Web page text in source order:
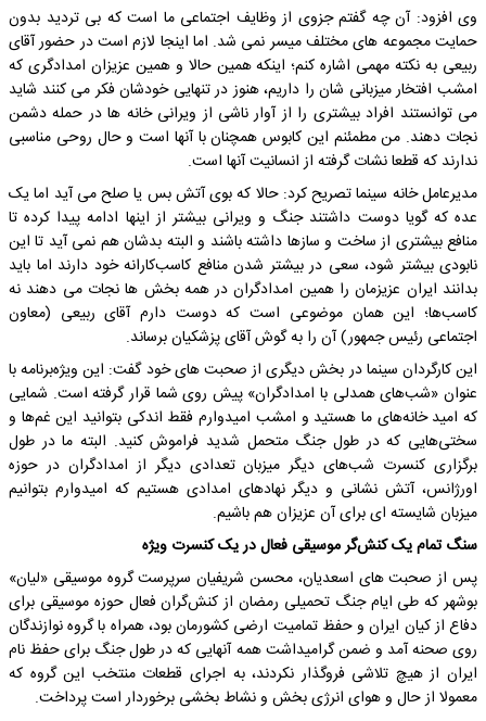
وی افزود: آن چه گفتم جزوی از وظایف اجتماعی ما است که بی تردید بدون
حمایت مجموعه های مختلف میسر نمی شد. اما اینجا لازم است در حضور آقای
ربیعی به نکته مهمی اشاره کنم؛ اینکه همین حالا و همین عزیزان امدادگری که
امشب افتخار میزبانی شان را داریم، هنوز در تنهایی خودشان فکر می کنند شاید
می توانستند افراد بیشتری را از آوار ناشی از ویرانی خانه ها در حمله دشمن
نجات دهند. من مطمئنم این کابوس همچنان با آنها است و حال روحی مناسبی
ندارند که قطعا نشات گرفته از انسانیت آنها است.
مدیرعامل خانه سینما تصریح کرد: حالا که بوی آتش بس یا صلح می آید اما یک
عده که گویا دوست داشتند جنگ و ویرانی بیشتر از اینها ادامه پیدا کرده تا
منافع بیشتری از ساخت و سازها داشته باشند و البته بدشان هم نمی آید تا این
نابودی بیشتر شود، سعی در بیشتر شدن منافع کاسب‌کارانه خود دارند اما باید
بدانند ایران عزیزمان را همین امدادگران در همه بخش ها نجات می دهند نه
کاسب‌ها؛ این همان موضوعی است که دوست دارم آقای ربیعی (معاون
اجتماعی رئیس جمهور) آن را به گوش آقای پزشکیان برساند.
این کارگردان سینما در بخش دیگری از صحبت های خود گفت: این ویژه‌برنامه با
عنوان «شب‌های همدلی با امدادگران» پیش روی شما قرار گرفته است. شمایی
که امید خانه‌های ما هستید و امشب امیدوارم فقط اندکی بتوانید این غم‌ها و
سختی‌هایی که در طول جنگ متحمل شدید فراموش کنید. البته ما در طول
برگزاری کنسرت شب‌های دیگر میزبان تعدادی دیگر از امدادگران در حوزه
اورژانس، آتش نشانی و دیگر نهادهای امدادی هستیم که امیدوارم بتوانیم
میزبان شایسته ای برای آن عزیزان هم باشیم.
سنگ تمام یک کنش‌گر موسیقی فعال در یک کنسرت ویژه
پس از صحبت های اسعدیان، محسن شریفیان سرپرست گروه موسیقی «لیان»
بوشهر که طی ایام جنگ تحمیلی رمضان از کنش‌گران فعال حوزه موسیقی برای
دفاع از کیان ایران و حفظ تمامیت ارضی کشورمان بود، همراه با گروه نوازندگان
روی صحنه آمد و ضمن گرامیداشت همه آنهایی که در طول جنگ برای حفظ نام
ایران از هیچ تلاشی فروگذار نکردند، به اجرای قطعات منتخب این گروه که
معمولا از حال و هوای انرژی بخش و نشاط بخشی برخوردار است پرداخت.